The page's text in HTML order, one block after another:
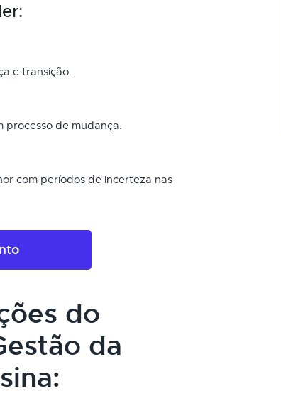
e transição.
processo de mudança.
com períodos de incerteza nas
do
da